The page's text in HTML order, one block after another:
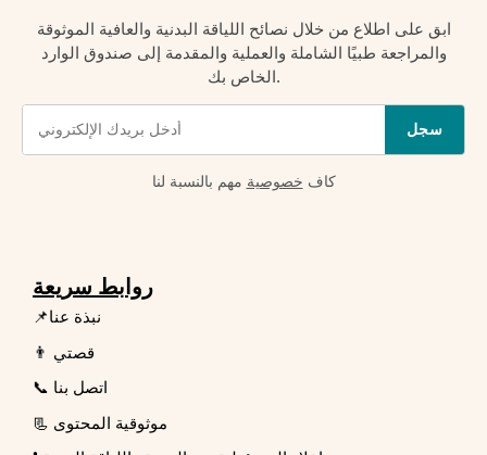
ابق على اطلاع من خلال نصائح اللياقة البدنية والعافية الموثوقة
والمراجعة طبيًا الشاملة والعملية والمقدمة إلى صندوق الوارد
الخاص بك.
سجل
كاف خصوصية مهم بالنسبة لنا
روابط سريعة
📌نبذة عنا
👨 قصتي
📞 اتصل بنا
📃 موثوقية المحتوى